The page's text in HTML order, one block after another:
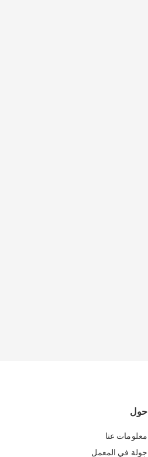
حول
معلومات عنا
جولة في المعمل